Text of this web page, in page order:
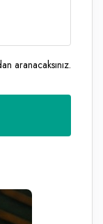
aranacaksınız.